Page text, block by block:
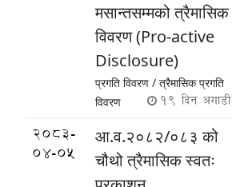
मसान्तसम्मको त्रैमासिक
विवरण (Pro-active
Disclosure)
प्रगति विवरण / त्रैमासिक प्रगति
विवरण
19 दिन अगाडी
2083-
04-05
आ.व.२०८२/०८३ को
चौथो त्रैमासिक स्वतः